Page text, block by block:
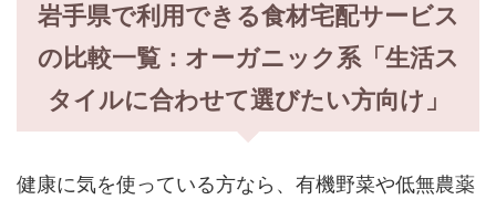
岩手県で利用できる食材宅配サービス
の比較一覧：オーガニック系「生活ス
タイルに合わせて選びたい方向け」
健康に気を使っている方なら、有機野菜や低無農薬